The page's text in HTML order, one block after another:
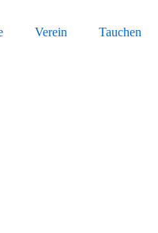
Verein Tauchen